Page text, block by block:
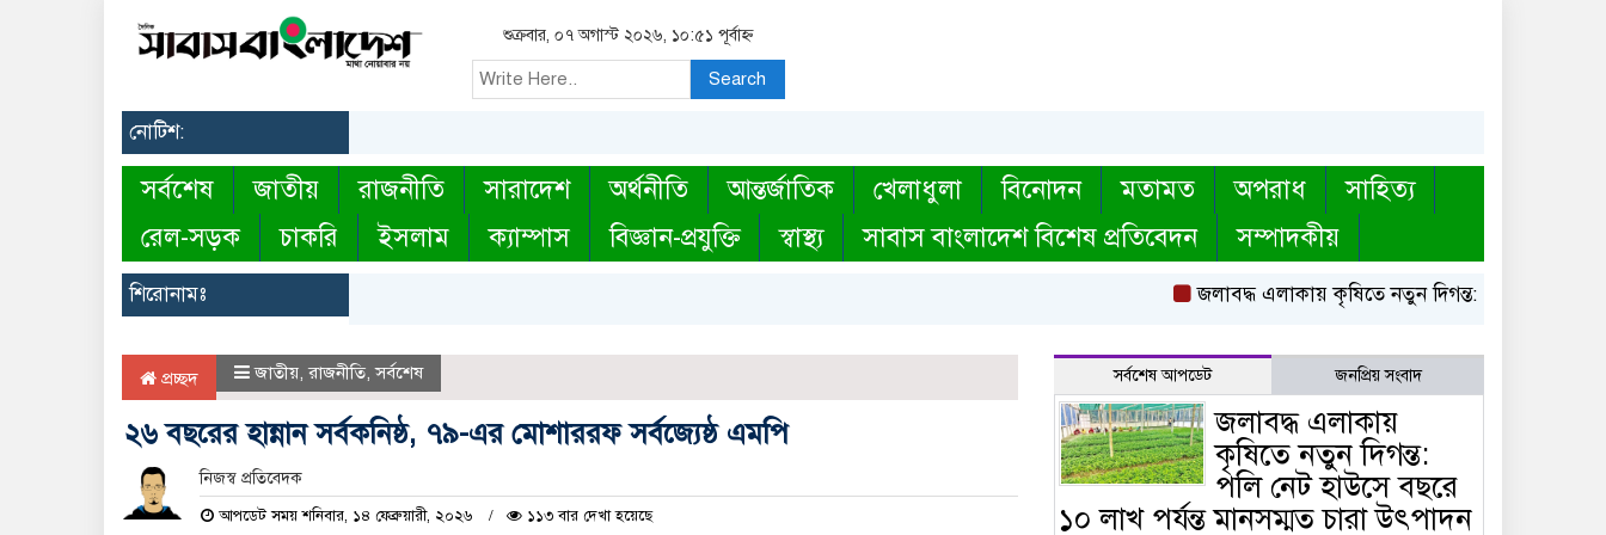
শুক্রবার, ০৭ অগাস্ট ২০২৬, ১০:৫১ পূর্বাহ্ন
Search
নোটিশ:
সর্বশেষ জাতীয় রাজনীতি সারাদেশ অর্থনীতি আন্তর্জাতিক খেলাধুলা বিনোদন মতামত অপরাধ
সাহিত্য
রেল-সড়ক
চাকরি ইসলাম ক্যাম্পাস বিজ্ঞান-প্রযুক্তি স্বাস্থ্য সাবাস বাংলাদেশ বিশেষ প্রতিবেদন সম্পাদকীয়
শিরোনামঃ জলাবদ্ধ এলাকায় কৃষিতে নতুন দিগন্ত: পলি নেট হাউসে
প্রচ্ছদ জাতীয়, রাজনীতি,সর্বশেষ
২৬ বছরের হান্নান সর্বকনিষ্ঠ, ৭৯-এর মোশাররফ সর্বজ্যেষ্ঠ এমপি
নিজস্ব প্রতিবেদক
আপডেট সময় শনিবার, ১৪ ফেব্রুয়ারী, ২০২৬ ১১৩ বার দেখা হয়েছে
সর্বশেষ আপডেট জনপ্রিয় সংবাদ
জলাবদ্ধ এলাকায়
কৃষিতে নতুন দিগন্ত:
পলি নেট হাউসে বছরে
১০ লাখ পর্যন্ত মানসম্মত চারা উৎপাদন